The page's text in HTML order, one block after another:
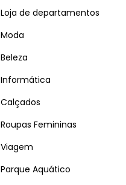
Loja de departamentos
Moda
Beleza
Informática
Calçados
Roupas Femininas
Viagem
Parque Aquático